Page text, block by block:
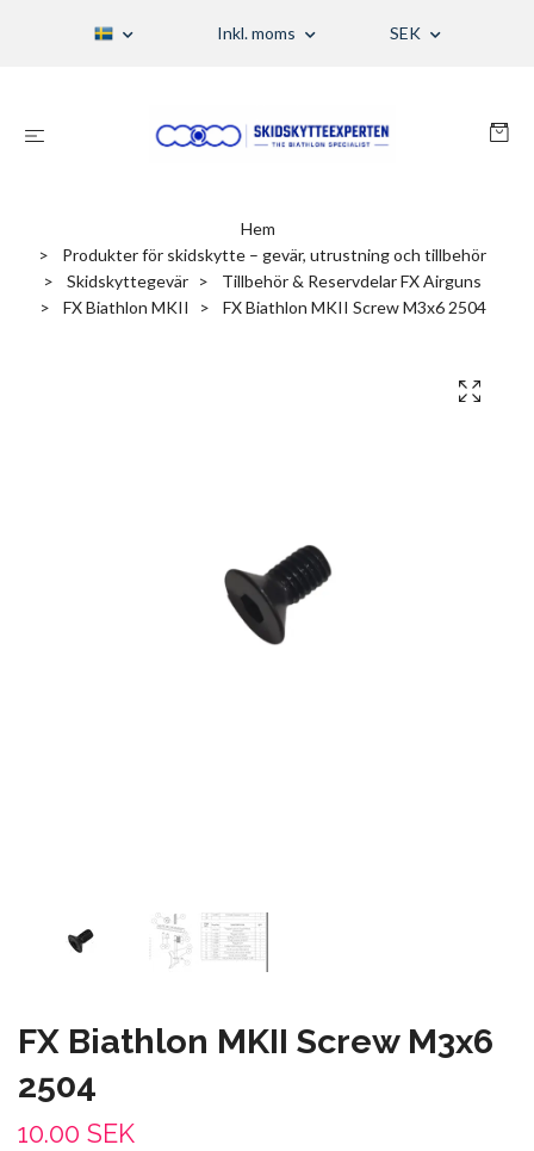
Inkl. moms SEK
Hem
Produkter för skidskytte – gevär, utrustning och tillbehör
Skidskyttegevär
Tillbehör & Reservdelar FX Airguns
FX Biathlon MKII
FX Biathlon MKII Screw M3x6 2504
FX Biathlon MKII Screw M3x6
2504
10.00 SEK